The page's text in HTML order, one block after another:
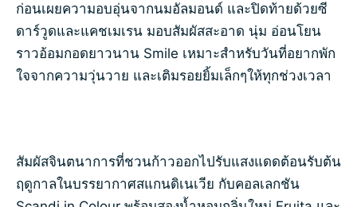
ก่อนเผยความอบอุ่นจากนมอัลมอนด์ และปิดท้ายด้วยซี
ดาร์วูดและแคชเมเรน มอบสัมผัสสะอาด นุ่ม อ่อนโยน
ราวอ้อมกอดยาวนาน Smile เหมาะสำหรับวันที่อยากพัก
ใจจากความวุ่นวาย และเติมรอยยิ้มเล็กๆให้ทุกช่วงเวลา
สัมผัสจินตนาการที่ชวนก้าวออกไปรับแสงแดดต้อนรับต้น
ฤดูกาลในบรรยากาศสแกนดิเนเวีย กับคอลเลกชัน